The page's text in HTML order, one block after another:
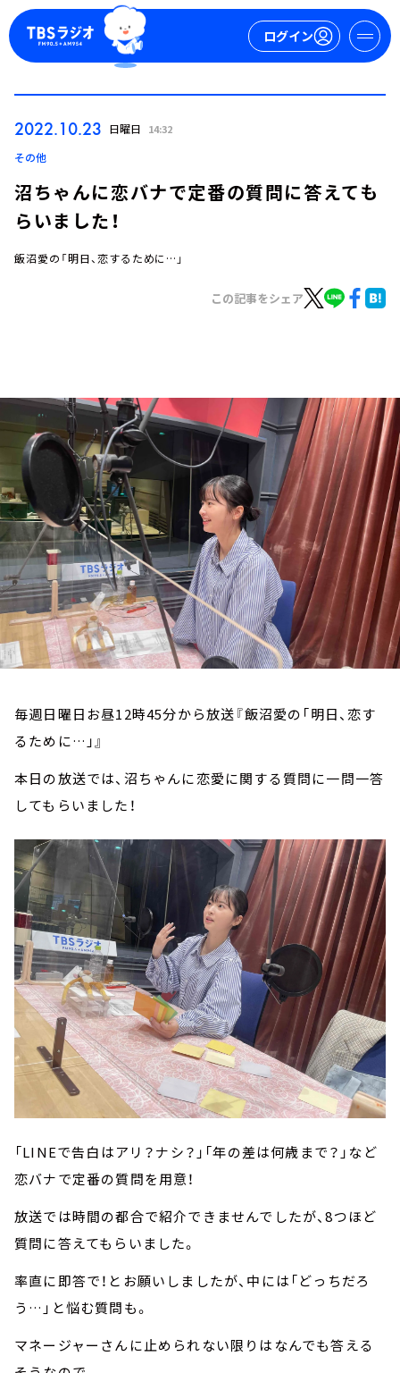
ログイン
お知らせ
イベント・グッズ
YouTube
会社情報
2022.10.23 日曜日 14:32
その他
沼ちゃんに恋バナで定番の質問に答えても
らいました！
飯沼愛の「明日、恋するために…」
この記事をシェア
毎週日曜日お昼12時45分から放送『飯沼愛の「明日、恋す
るために…」』
本日の放送では、沼ちゃんに恋愛に関する質問に一問一答
してもらいました！
「LINEで告白はアリ？ナシ？」「年の差は何歳まで？」など
恋バナで定番の質問を用意！
放送では時間の都合で紹介できませんでしたが、8つほど
質問に答えてもらいました。
率直に即答で！とお願いしましたが、中には「どっちだろ
う…」と悩む質問も。
マネージャーさんに止められない限りはなんでも答える